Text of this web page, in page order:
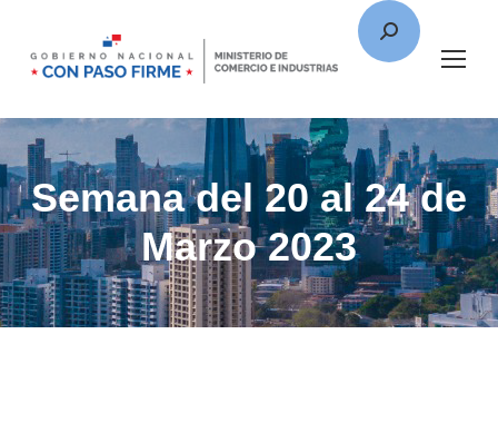
Semana del 20 al 24 de
Marzo 2023